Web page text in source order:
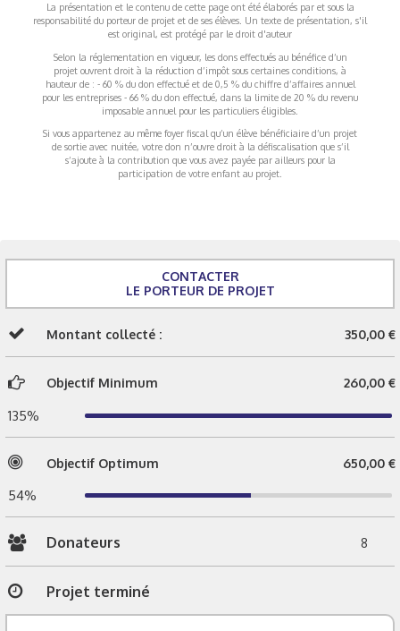
La présentation et le contenu de cette page ont été élaborés par et sous la
responsabilité du porteur de projet et de ses élèves. Un texte de présentation, s'il
est original, est protégé par le droit d'auteur
Selon la réglementation en vigueur, les dons effectués au bénéfice d’un
projet ouvrent droit à la réduction d’impôt sous certaines conditions, à
hauteur de : - 60 % du don effectué et de 0,5 % du chiffre d’affaires annuel
pour les entreprises - 66 % du don effectué, dans la limite de 20 % du revenu
imposable annuel pour les particuliers éligibles.
Si vous appartenez au même foyer fiscal qu’un élève bénéficiaire d’un projet
de sortie avec nuitée, votre don n’ouvre droit à la défiscalisation que s’il
s’ajoute à la contribution que vous avez payée par ailleurs pour la
participation de votre enfant au projet.
CONTACTER
LE PORTEUR DE PROJET
Montant collecté : 350,00 €
Objectif Minimum 260,00 €
135%
Objectif Optimum 650,00 €
54%
Donateurs 8
Projet terminé